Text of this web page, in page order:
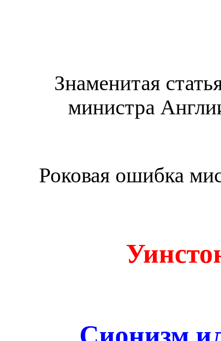
Знаменитая
министра
Роковая ошибка